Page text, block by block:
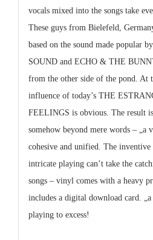
vocals mixed into the songs take
These guys from Bielefeld,
based on the sound made popular
SOUND and ECHO & THE
from the other side of the pond. At
influence of today’s THE
FEELINGS is obvious. The result
somehow beyond mere words – „a
cohesive and unified. The inventive
intricate playing can’t take the
songs – vinyl comes with a heavy
includes a digital download card.
playing to excess!